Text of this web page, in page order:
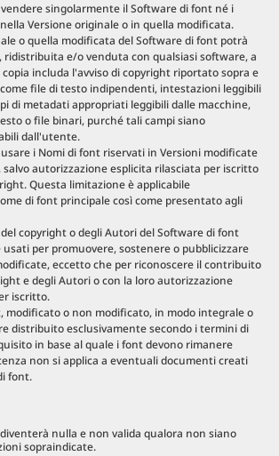
singolarmente il Software di font né i
Versione originale o in quella modificata.
o quella modificata del Software di font potrà
ridistribuita e/o venduta con qualsiasi software, a
includa l'avviso di copyright riportato sopra e
file di testo indipendenti, intestazioni leggibili
di metadati appropriati leggibili dalle macchine,
o file binari, purché tali campi siano
dall'utente.
i Nomi di font riservati in Versioni modificate
autorizzazione esplicita rilasciata per iscritto
Questa limitazione è applicabile
di font principale così come presentato agli
copyright o degli Autori del Software di font
usati per promuovere, sostenere o pubblicizzare
eccetto che per riconoscere il contribuito
e degli Autori o con la loro autorizzazione
iscritto.
modificato o non modificato, in modo integrale o
distribuito esclusivamente secondo i termini di
in base al quale i font devono rimanere
non si applica a eventuali documenti creati
font.
nulla e non valida qualora non siano
sopraindicate.